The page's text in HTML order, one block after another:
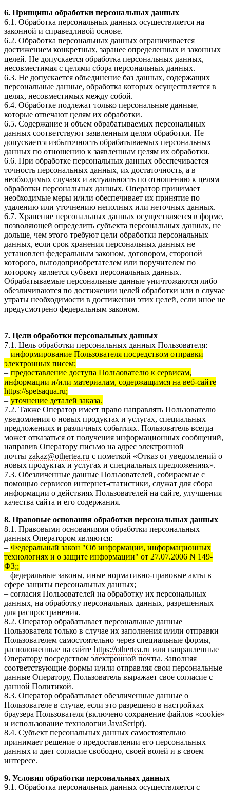
6. Принципы обработки персональных данных
6.1. Обработка персональных данных осуществляется на
законной и справедливой основе.
6.2. Обработка персональных данных ограничивается
достижением конкретных, заранее определенных и законных
целей. Не допускается обработка персональных данных,
несовместимая с целями сбора персональных данных.
6.3. Не допускается объединение баз данных, содержащих
персональные данные, обработка которых осуществляется в
целях, несовместимых между собой.
6.4. Обработке подлежат только персональные данные,
которые отвечают целям их обработки.
6.5. Содержание и объем обрабатываемых персональных
данных соответствуют заявленным целям обработки. Не
допускается избыточность обрабатываемых персональных
данных по отношению к заявленным целям их обработки.
6.6. При обработке персональных данных обеспечивается
точность персональных данных, их достаточность, а в
необходимых случаях и актуальность по отношению к целям
обработки персональных данных. Оператор принимает
необходимые меры и/или обеспечивает их принятие по
удалению или уточнению неполных или неточных данных.
6.7. Хранение персональных данных осуществляется в форме,
позволяющей определить субъекта персональных данных, не
дольше, чем этого требуют цели обработки персональных
данных, если срок хранения персональных данных не
установлен федеральным законом, договором, стороной
которого, выгодоприобретателем или поручителем по
которому является субъект персональных данных.
Обрабатываемые персональные данные уничтожаются либо
обезличиваются по достижении целей обработки или в случае
утраты необходимости в достижении этих целей, если иное не
предусмотрено федеральным законом.
7. Цели обработки персональных данных
7.1. Цель обработки персональных данных Пользователя:
– информирование Пользователя посредством отправки
электронных писем;
– предоставление доступа Пользователю к сервисам,
информации и/или материалам, содержащимся на веб-сайте
https://spetsaqua.ru;
– уточнение деталей заказа.
7.2. Также Оператор имеет право направлять Пользователю
уведомления о новых продуктах и услугах, специальных
предложениях и различных событиях. Пользователь всегда
может отказаться от получения информационных сообщений,
направив Оператору письмо на адрес электронной
почты zakaz@othertea.ru с пометкой «Отказ от уведомлений о
новых продуктах и услугах и специальных предложениях».
7.3. Обезличенные данные Пользователей, собираемые с
помощью сервисов интернет-статистики, служат для сбора
информации о действиях Пользователей на сайте, улучшения
качества сайта и его содержания.
8. Правовые основания обработки персональных данных
8.1. Правовыми основаниями обработки персональных
данных Оператором являются:
– Федеральный закон "Об информации, информационных
технологиях и о защите информации" от 27.07.2006 N 149-
ФЗ;;
– федеральные законы, иные нормативно-правовые акты в
сфере защиты персональных данных;
– согласия Пользователей на обработку их персональных
данных, на обработку персональных данных, разрешенных
для распространения.
8.2. Оператор обрабатывает персональные данные
Пользователя только в случае их заполнения и/или отправки
Пользователем самостоятельно через специальные формы,
расположенные на сайте https://othertea.ru или направленные
Оператору посредством электронной почты. Заполняя
соответствующие формы и/или отправляя свои персональные
данные Оператору, Пользователь выражает свое согласие с
данной Политикой.
8.3. Оператор обрабатывает обезличенные данные о
Пользователе в случае, если это разрешено в настройках
браузера Пользователя (включено сохранение файлов «cookie»
и использование технологии JavaScript).
8.4. Субъект персональных данных самостоятельно
принимает решение о предоставлении его персональных
данных и дает согласие свободно, своей волей и в своем
интересе.
9. Условия обработки персональных данных
9.1. Обработка персональных данных осуществляется с